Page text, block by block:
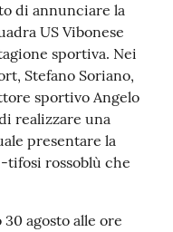
di annunciare la
US Vibonese
sportiva. Nei
Stefano Soriano,
sportivo Angelo
realizzare una
presentare la
rossoblù che
30 agosto alle ore